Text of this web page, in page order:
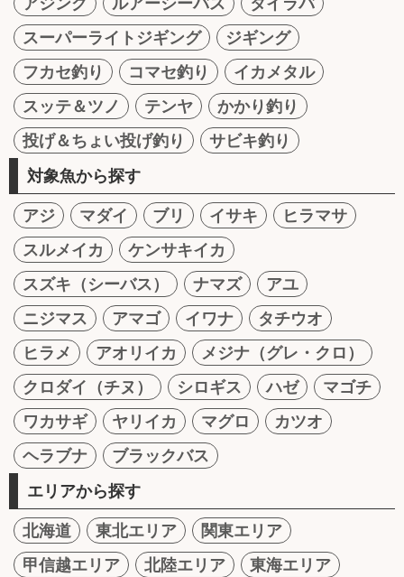
スーパーライトジギング
ジギング
フカセ釣り
コマセ釣り
イカメタル
スッテ＆ツノ
テンヤ
かかり釣り
投げ＆ちょい投げ釣り
サビキ釣り
対象魚から探す
アジ マダイ ブリ イサキ
ヒラマサ
スルメイカ
ケンサキイカ
スズキ（シーバス）
ナマズ
アユ
ニジマス
アマゴ イワナ
タチウオ
ヒラメ
アオリイカ
メジナ（グレ・クロ）
クロダイ（チヌ）
シロギス ハゼ
マゴチ
ワカサギ
ヤリイカ マグロ
カツオ
ヘラブナ
ブラックバス
エリアから探す
北海道 東北エリア
関東エリア
甲信越エリア
北陸エリア
東海エリア